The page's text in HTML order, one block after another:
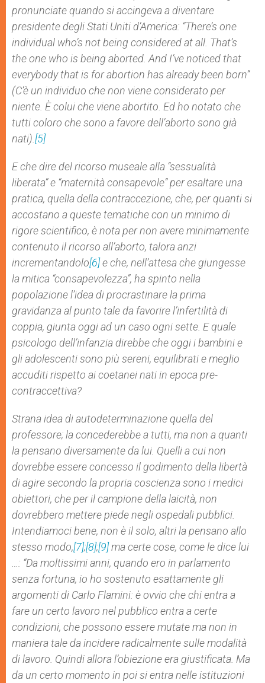
pronunciate quando si accingeva a diventare
presidente degli Stati Uniti d’America: “There’s one
individual who’s not being considered at all. That’s
the one who is being aborted. And I’ve noticed that
everybody that is for abortion has already been born”
(C’è un individuo che non viene considerato per
niente. È colui che viene abortito. Ed ho notato che
tutti coloro che sono a favore dell’aborto sono già
nati). [5]
E che dire del ricorso museale alla “sessualità
liberata” e “maternità consapevole” per esaltare una
pratica, quella della contraccezione, che, per quanti si
accostano a queste tematiche con un minimo di
rigore scientifico, è nota per non avere minimamente
contenuto il ricorso all’aborto, talora anzi
incrementandolo[6]e che, nell’attesa che giungesse
la mitica “consapevolezza”, ha spinto nella
popolazione l’idea di procrastinare la prima
gravidanza al punto tale da favorire l’infertilità di
coppia, giunta oggi ad un caso ogni sette. E quale
psicologo dell’infanzia direbbe che oggi i bambini e
gli adolescenti sono più sereni, equilibrati e meglio
accuditi rispetto ai coetanei nati in epoca pre-
contraccettiva?
Strana idea di autodeterminazione quella del
professore; la concederebbe a tutti, ma non a quanti
la pensano diversamente da lui. Quelli a cui non
dovrebbe essere concesso il godimento della libertà
di agire secondo la propria coscienza sono i medici
obiettori, che per il campione della laicità, non
dovrebbero mettere piede negli ospedali pubblici.
Intendiamoci bene, non è il solo, altri la pensano allo
stesso modo,[7];[8];[9]ma certe cose, come le dice lui
…: “Da moltissimi anni, quando ero in parlamento
senza fortuna, io ho sostenuto esattamente gli
argomenti di Carlo Flamini: è ovvio che chi entra a
fare un certo lavoro nel pubblico entra a certe
condizioni, che possono essere mutate ma non in
maniera tale da incidere radicalmente sulle modalità
di lavoro. Quindi allora l’obiezione era giustificata. Ma
da un certo momento in poi si entra nelle istituzioni